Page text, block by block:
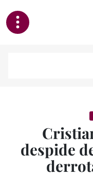
despide